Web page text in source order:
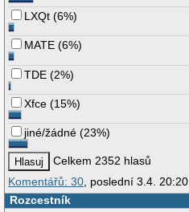
LXQt (6%)
MATE (6%)
TDE (2%)
Xfce (15%)
jiné/žádné (23%)
Celkem 2352 hlasů
Komentářů: 30 , poslední 3.4. 20:20
Rozcestník